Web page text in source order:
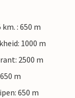
: 650 m
1000 m
2500 m
m
650 m